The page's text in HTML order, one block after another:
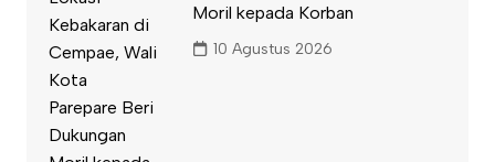
Moril kepada Korban
10 Agustus 2026